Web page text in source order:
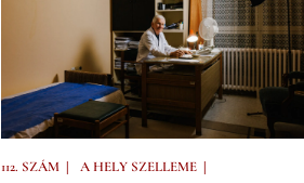
112. SZÁM | A HELY SZELLEME |